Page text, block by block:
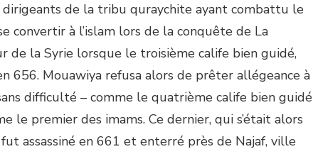
dirigeants de la tribu quraychite ayant combattu le
convertir à l’islam lors de la conquête de La
de la Syrie lorsque le troisième calife bien guidé,
656. Mouawiya refusa alors de prêter allégeance à
difficulté – comme le quatrième calife bien guidé
le premier des imams. Ce dernier, qui s’était alors
assassiné en 661 et enterré près de Najaf, ville